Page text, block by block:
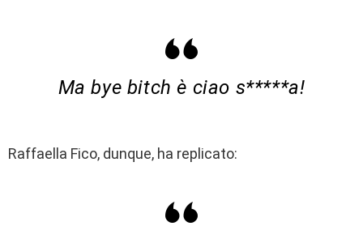
Ma bye bitch è ciao s*****a!
Raffaella Fico, dunque, ha replicato: